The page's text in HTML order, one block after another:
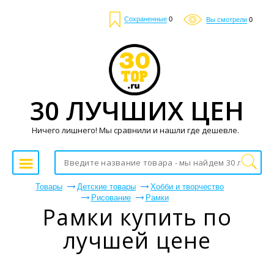
Сохраненные 0 Вы смотрели 0
Товары Детские товары
Хобби и творчество
Рисование
Рамки
Рамки купить по
лучшей цене
30 ЛУЧШИХ ЦЕН
Ничего лишнего! Мы сравнили и нашли где дешевле.